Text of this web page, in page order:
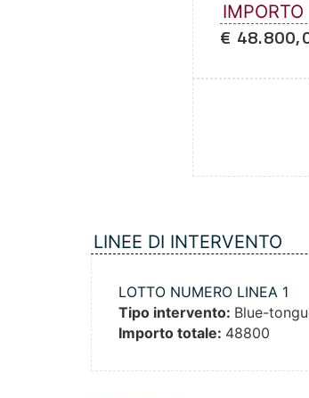
IMPORTO
€
LINEE DI INTERVENTO
LOTTO NUMERO LINEA 1
Tipo intervento: Blue-
Importo totale: 48800